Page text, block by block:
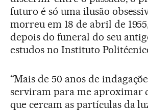
futuro é só uma ilusão
morreu em 18 de abril de
depois do funeral do seu
estudos no Instituto
“Mais de 50 anos de
serviram para me aproximar
que cercam as partículas da